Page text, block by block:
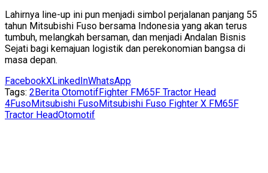
Lahirnya line-up ini pun menjadi simbol perjalanan panjang 55
tahun Mitsubishi Fuso bersama Indonesia yang akan terus
tumbuh, melangkah bersaman, dan menjadi Andalan Bisnis
Sejati bagi kemajuan logistik dan perekonomian bangsa di
masa depan.
FacebookXLinkedInWhatsApp
Tags: 2Berita OtomotifFighter FM65F Tractor Head
4FusoMitsubishi FusoMitsubishi Fuso Fighter X FM65F
Tractor HeadOtomotif